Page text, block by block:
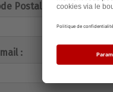
Postal :
: